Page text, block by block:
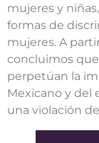
mujeres y
formas de
mujeres. A
concluimos
perpetúan la
Mexicano y del
una violación